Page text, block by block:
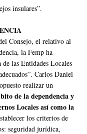
insulares”.
Consejo, el relativo al
la Femp ha
las Entidades Locales
Carlos Daniel
realizar un
de la dependencia y
Locales así como la
los criterios de
seguridad jurídica,